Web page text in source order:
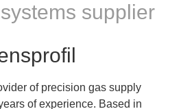
supplier
of precision gas supply
of experience. Based in